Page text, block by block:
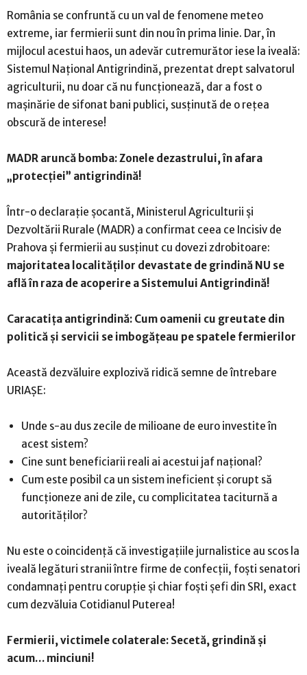
România se confruntă cu un val de fenomene meteo
extreme, iar fermierii sunt din nou în prima linie. Dar, în
mijlocul acestui haos, un adevăr cutremurător iese la iveală:
Sistemul Național Antigrindină, prezentat drept salvatorul
agriculturii, nu doar că nu funcționează, dar a fost o
mașinărie de sifonat bani publici, susținută de o rețea
obscură de interese!
MADR aruncă bomba: Zonele dezastrului, în afara
„protecției” antigrindină!
Într-o declarație șocantă, Ministerul Agriculturii și
Dezvoltării Rurale (MADR) a confirmat ceea ce Incisiv de
Prahova și fermierii au susținut cu dovezi zdrobitoare:
majoritatea localităților devastate de grindină NU se
află în raza de acoperire a Sistemului Antigrindină!
Caracatița antigrindină: Cum oamenii cu greutate din
politică și servicii se imbogățeau pe spatele fermierilor
Această dezvăluire explozivă ridică semne de întrebare
URIAȘE:
Unde s-au dus zecile de milioane de euro investite în
acest sistem?
Cine sunt beneficiarii reali ai acestui jaf național?
Cum este posibil ca un sistem ineficient și corupt să
funcționeze ani de zile, cu complicitatea taciturnă a
autorităților?
Nu este o coincidență că investigațiile jurnalistice au scos la
iveală legături stranii între firme de confecții, foști senatori
condamnați pentru corupție și chiar foști șefi din SRI, exact
cum dezvăluia Cotidianul Puterea!
Fermierii, victimele colaterale: Secetă, grindină și
acum… minciuni!